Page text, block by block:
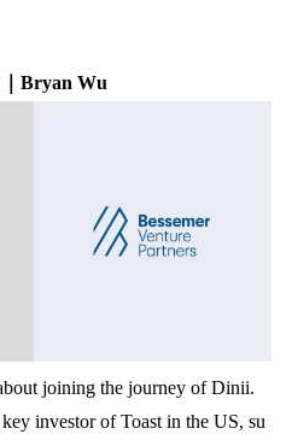
｜Bryan Wu
joining the journey of Dinii.
investor of Toast in the US, su